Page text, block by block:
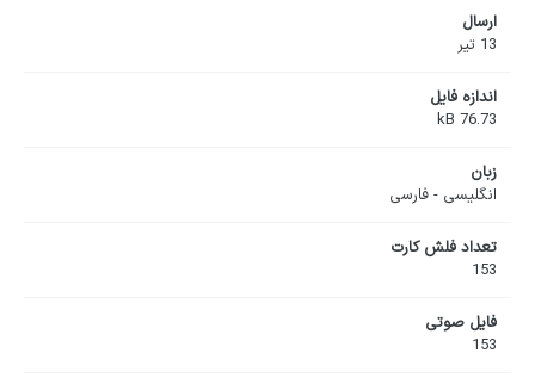
ارسال
13 تیر
اندازه فایل
76.73 kB
زبان
انگلیسی - فارسی
تعداد فلش کارت
153
فایل صوتی
153